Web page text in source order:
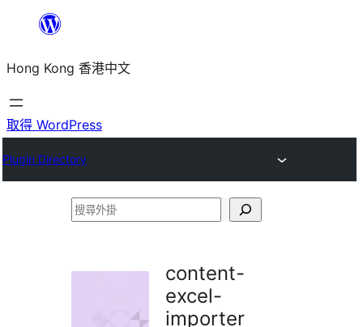
主
要
內
Hong Kong 香港中文
取得 WordPress
Plugin Directory
搜
content-
excel-
importer